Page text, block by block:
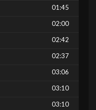
01:45
02:00
02:42
02:37
03:06
03:10
03:10